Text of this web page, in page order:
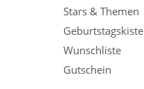
Stars & Themen
Geburtstagskiste
Wunschliste
Gutschein